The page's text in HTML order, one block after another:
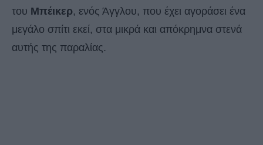
του Μπέικερ, ενός Άγγλου, που έχει αγοράσει ένα
μεγάλο σπίτι εκεί, στα μικρά και απόκρημνα στενά
αυτής της παραλίας.